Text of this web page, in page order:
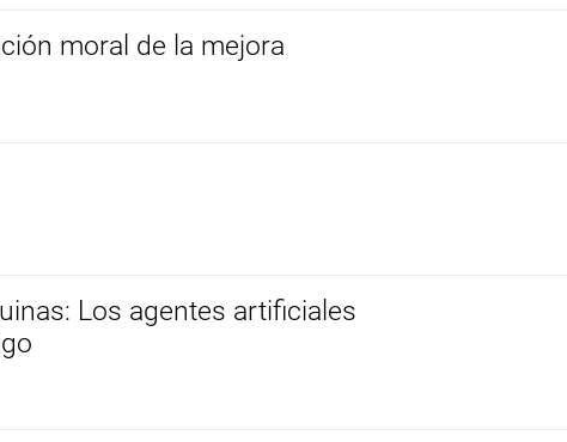
moral de la mejora
Los agentes artificiales